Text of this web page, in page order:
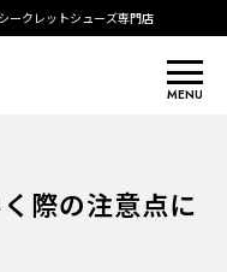
ークレットシューズ専門店
MENU
際の注意点に